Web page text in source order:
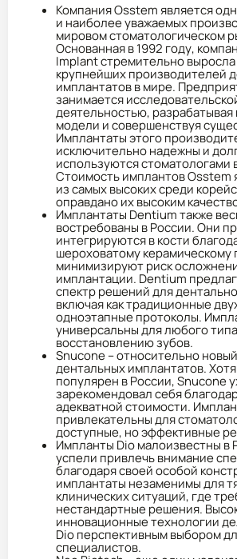
Компания Osstem является
и наиболее уважаемых
мировом стоматологическом
Основанная в 1992 году,
Implant стремительно
крупнейших производителей
имплантатов в мире.
занимается
деятельностью, разрабатывая
модели и совершенствуя
Имплантаты этого
исключительно надежны и
используются стоматологами
Стоимость имплантов Osstem
из самых высоких среди
оправдано их высоким
Имплантаты Dentium также
востребованы в России. Они
интегрируются в кости
шероховатому керамическому
минимизируют риск
имплантации. Dentium
спектр решений для
включая как традиционные
одноэтапные протоколы.
универсальны для любого
восстановлению зубов.
Snucone – относительно
дентальных имплантатов.
популярен в России, Snucone
зарекомендовал себя
адекватной стоимости.
привлекательны для
доступные, но эффективные
Импланты Dio малоизвестны в
успели привлечь внимание
благодаря своей особой
имплантаты незаменимы для
клинических ситуаций, где
нестандартные решения.
инновационные технологии
Dio перспективным выбором
специалистов.